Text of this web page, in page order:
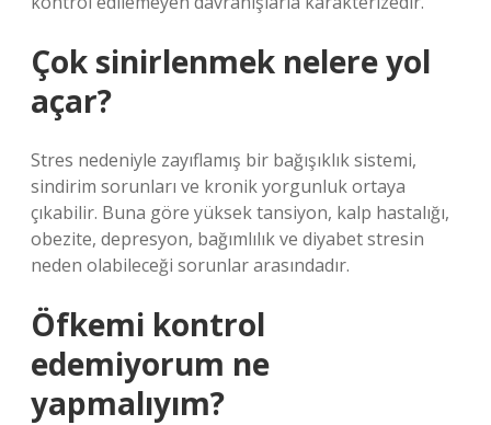
Çok sinirlenmek nelere yol
açar?
Stres nedeniyle zayıflamış bir bağışıklık sistemi,
sindirim sorunları ve kronik yorgunluk ortaya
çıkabilir. Buna göre yüksek tansiyon, kalp hastalığı,
obezite, depresyon, bağımlılık ve diyabet stresin
neden olabileceği sorunlar arasındadır.
Öfkemi kontrol
edemiyorum ne
yapmalıyım?